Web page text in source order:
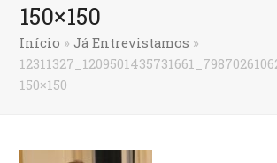
150×150
Início »Já Entrevistamos »
150×150